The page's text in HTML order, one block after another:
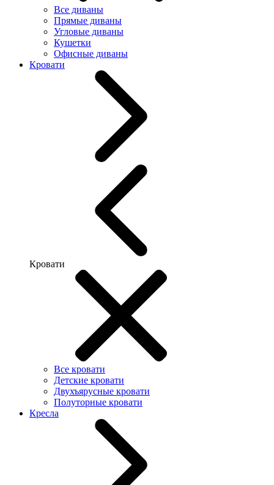
Все диваны
Прямые диваны
Угловые диваны
Кушетки
Офисные диваны
Кровати
Кровати
Все кровати
Детские кровати
Двухъярусные кровати
Полуторные кровати
Кресла